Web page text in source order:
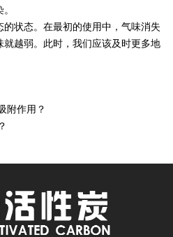
状态。在最初的使用中，气味消失
越弱。此时，我们应该及时更多地
附作用？